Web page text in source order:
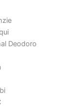
Deodoro